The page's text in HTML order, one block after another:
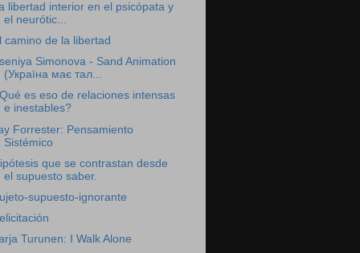
libertad interior en el psicópata y
el neurótic...
camino de la libertad
Simonova - Sand Animation
(Україна має тал...
es eso de relaciones intensas
e inestables?
Forrester: Pensamiento
Sistémico
que se contrastan desde
el supuesto saber.
supuesto-ignorante
Turunen: I Walk Alone